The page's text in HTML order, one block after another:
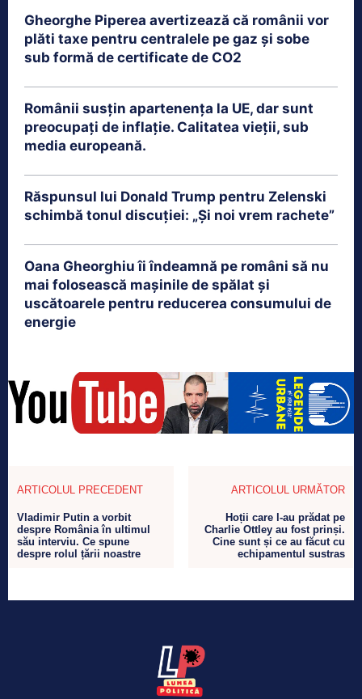
Gheorghe Piperea avertizează că românii vor
plăti taxe pentru centralele pe gaz și sobe
sub formă de certificate de CO2
Românii susțin apartenența la UE, dar sunt
preocupați de inflație. Calitatea vieții, sub
media europeană.
Răspunsul lui Donald Trump pentru Zelenski
schimbă tonul discuției: „Și noi vrem rachete”
Oana Gheorghiu îi îndeamnă pe români să nu
mai folosească mașinile de spălat și
uscătoarele pentru reducerea consumului de
energie
ARTICOLUL PRECEDENT
Vladimir Putin a vorbit
despre România în ultimul
său interviu. Ce spune
despre rolul țării noastre
ARTICOLUL URMĂTOR
Hoții care l-au prădat pe
Charlie Ottley au fost prinși.
Cine sunt și ce au făcut cu
echipamentul sustras